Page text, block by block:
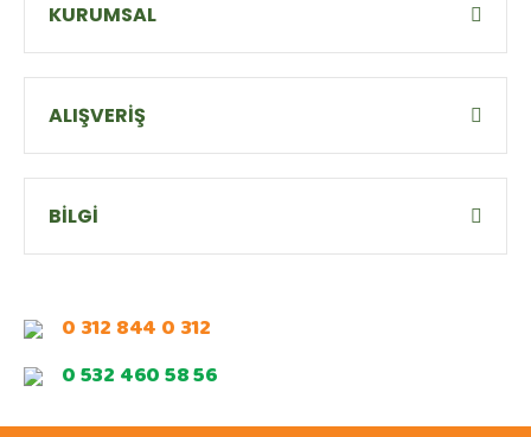
KURUMSAL
ALIŞVERİŞ
BİLGİ
0 312 844 0 312
0 532 460 58 56